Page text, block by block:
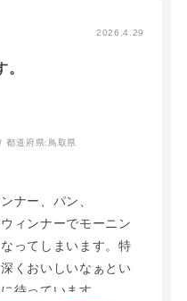
2026.4.29
都道府県: 鳥取県
ナー、パン、
ィンナーでモーニン
ってしまいます。特
くおいしいなぁとい
待っています。